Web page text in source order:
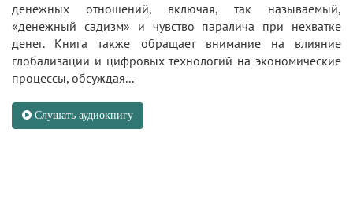
денежных отношений, включая, так называемый,
«денежный садизм» и чувство паралича при нехватке
денег. Книга также обращает внимание на влияние
глобализации и цифровых технологий на экономические
процессы, обсуждая...
Слушать аудиокнигу